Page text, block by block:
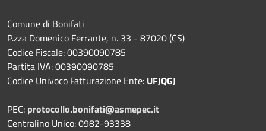
Comune di Bonifati
P.zza Domenico Ferrante, n. 33 - 87020 (CS)
Codice Fiscale: 00390090785
Partita IVA: 00390090785
Codice Univoco Fatturazione Ente: UFJQGJ
PEC: protocollo.bonifati@asmepec.it
Centralino Unico: 0982-93338